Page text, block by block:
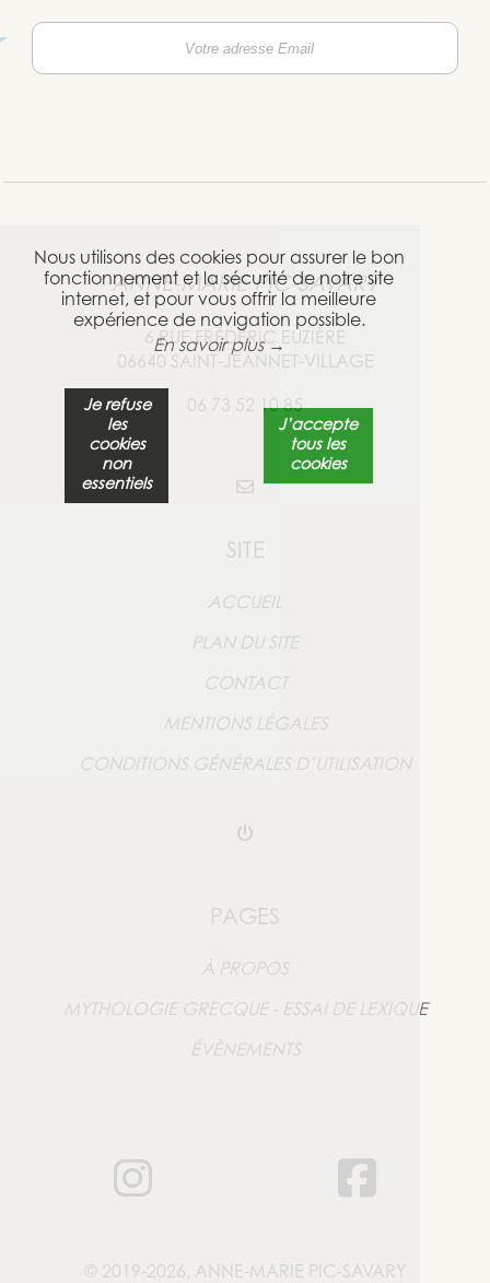
Nous utilisons des cookies pour assurer le bon
fonctionnement et la sécurité de notre site
internet, et pour vous offrir la meilleure
expérience de navigation possible.
En savoir plus →
Je refuse
les
cookies
non
essentiels
J’accepte
tous les
cookies
ANNE-MARIE PIC-SAVARY
6 RUE FRÉDÉRIC EUZIÈRE
06640 SAINT-JEANNET-VILLAGE
06 73 52 10 85
SITE
ACCUEIL
PLAN DU SITE
CONTACT
MENTIONS LÉGALES
CONDITIONS GÉNÉRALES D’UTILISATION
PAGES
À PROPOS
MYTHOLOGIE GRECQUE - ESSAI DE LEXIQUE
ÉVÈNEMENTS
ANNE-
© 2019-2026, ANNE-MARIE PIC-SAVARY